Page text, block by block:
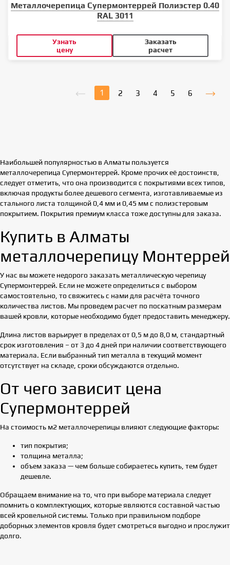
Металлочерепица Супермонтеррей Полиэстер 0.40
RAL 3011
Узнать
цену
Заказать
расчет
1 2 3 4 5 6
Наибольшей популярностью в Алматы пользуется
металлочерепица Супермонтеррей. Кроме прочих её достоинств,
следует отметить, что она производится с покрытиями всех типов,
включая продукты более дешевого сегмента, изготавливаемые из
стального листа толщиной 0,4 мм и 0,45 мм с полиэстеровым
покрытием. Покрытия премиум класса тоже доступны для заказа.
Купить в Алматы
металлочерепицу Монтеррей
У нас вы можете недорого заказать металлическую черепицу
Супермонтеррей. Если не можете определиться с выбором
самостоятельно, то свяжитесь с нами для расчёта точного
количества листов. Мы проведем расчет по поскатным размерам
вашей кровли, которые необходимо будет предоставить менеджеру.
Длина листов варьирует в пределах от 0,5 м до 8,0 м, стандартный
срок изготовления – от 3 до 4 дней при наличии соответствующего
материала. Если выбранный тип металла в текущий момент
отсутствует на складе, сроки обсуждаются отдельно.
От чего зависит цена
Супермонтеррей
На стоимость м2 металлочерепицы влияют следующие факторы:
тип покрытия;
толщина металла;
объем заказа — чем больше собираетесь купить, тем будет
дешевле.
Обращаем внимание на то, что при выборе материала следует
помнить о комплектующих, которые являются составной частью
всей кровельной системы. Только при правильном подборе
доборных элементов кровля будет смотреться выгодно и прослужит
долго.